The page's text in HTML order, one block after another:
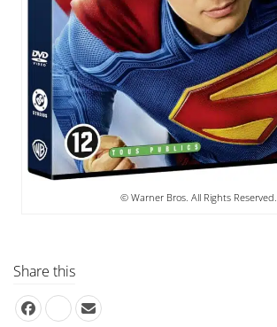
© Warner Bros. All Rights Reserved.
Share this